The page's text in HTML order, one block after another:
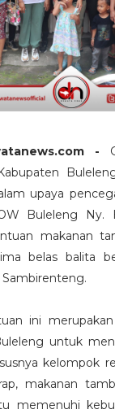
-
upaya
Buleleng Ny.
makanan
belas balita
Sambirenteng.
ini
untuk
kelompok
makanan
memenuhi